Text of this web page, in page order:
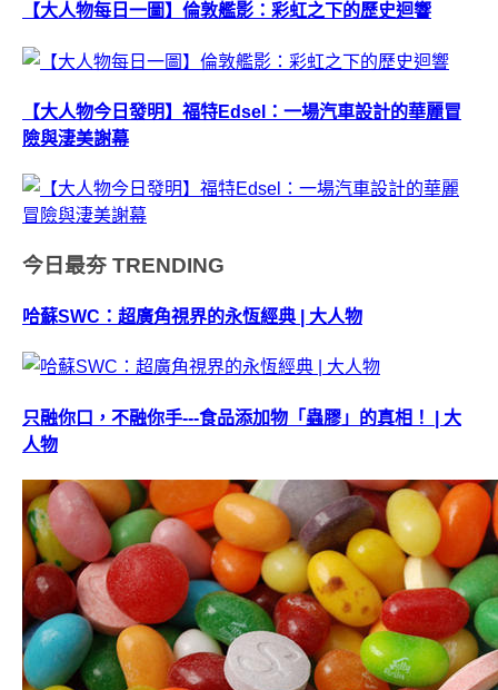
【大人物每日一圖】倫敦艦影：彩虹之下的歷史迴響
【大人物今日發明】福特Edsel：一場汽車設計的華麗冒
險與淒美謝幕
今日最夯 TRENDING
哈蘇SWC：超廣角視界的永恆經典 | 大人物
只融你口，不融你手---食品添加物「蟲膠」的真相！ | 大
人物